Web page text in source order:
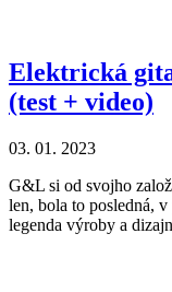
Elektrická
(test + video)
03. 01. 2023
G&L si od svojho
len, bola to posledná,
legenda výroby a